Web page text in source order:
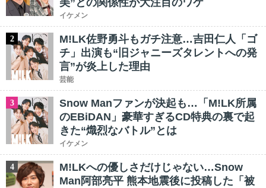
美”との関係性が大注目のワケ
イケメン
2
M!LK佐野勇斗もガチ注意…吉田仁人「ゴ
チ」出演も“旧ジャニーズタレントへの発
言”が炎上した理由
芸能
3
Snow Manファンが決起も…「M!LK所属
のEBiDAN」豪華すぎるCD特典の裏で起
きた“熾烈なバトル”とは
イケメン
4
M!LKへの優しさだけじゃない…Snow
Man阿部亮平 熊本地震後に投稿した「被